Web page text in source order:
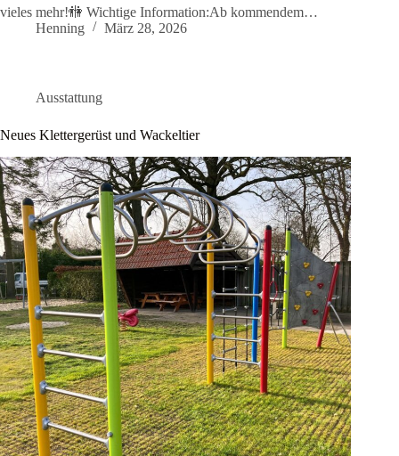
vieles mehr!🚻 Wichtige Information:Ab kommendem…
Henning
März 28, 2026
Ausstattung
Neues Klettergerüst und Wackeltier